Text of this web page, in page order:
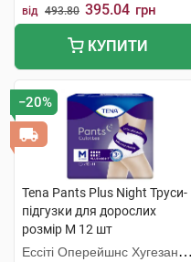
від 493.80 395.04 грн
КУПИТИ
−20%
Tena Pants Plus Night Труси-
підгузки для дорослих
розмір M 12 шт
Ессіті Оперейшнс Хугезанд